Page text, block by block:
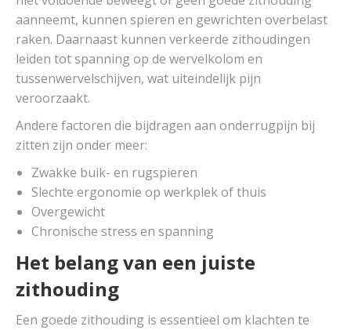
aanneemt, kunnen spieren en gewrichten overbelast
raken. Daarnaast kunnen verkeerde zithoudingen
leiden tot spanning op de wervelkolom en
tussenwervelschijven, wat uiteindelijk pijn
veroorzaakt.
Andere factoren die bijdragen aan onderrugpijn bij
zitten zijn onder meer:
Zwakke buik- en rugspieren
Slechte ergonomie op werkplek of thuis
Overgewicht
Chronische stress en spanning
Het belang van een juiste
zithouding
Een goede zithouding is essentieel om klachten te